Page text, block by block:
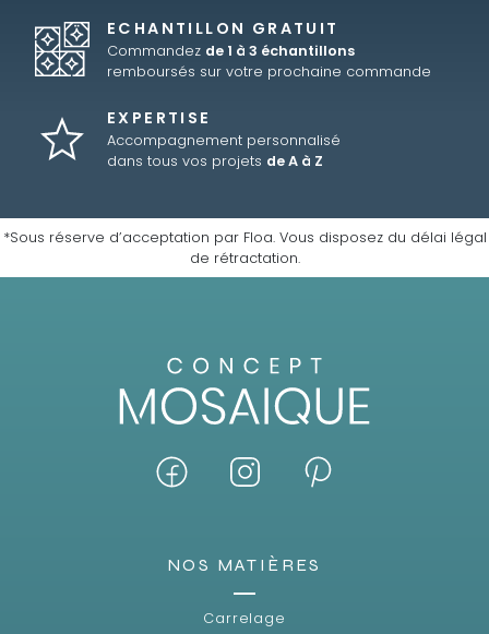
ECHANTILLON GRATUIT
Commandez de 1 à 3 échantillons
remboursés sur votre prochaine commande
EXPERTISE
Accompagnement personnalisé
dans tous vos projets de A à Z
*Sous réserve d’acceptation par Floa. Vous disposez du délai légal
de rétractation.
NOS MATIÈRES
Carrelage